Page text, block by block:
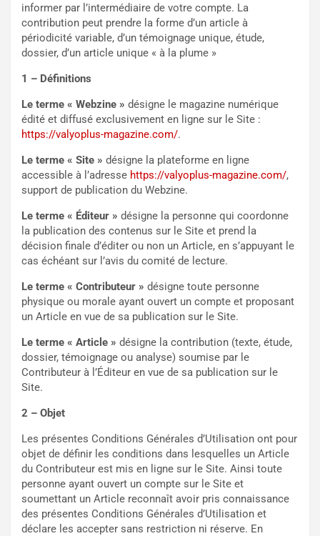
informer par l’intermédiaire de votre compte. La
contribution peut prendre la forme d’un article à
périodicité variable, d’un témoignage unique, étude,
dossier, d’un article unique « à la plume »
1 – Définitions
Le terme « Webzine » désigne le magazine numérique
édité et diffusé exclusivement en ligne sur le Site :
https://valyoplus-magazine.com/.
Le terme « Site » désigne la plateforme en ligne
accessible à l’adresse https://valyoplus-magazine.com/,
support de publication du Webzine.
Le terme « Éditeur » désigne la personne qui coordonne
la publication des contenus sur le Site et prend la
décision finale d’éditer ou non un Article, en s’appuyant le
cas échéant sur l’avis du comité de lecture.
Le terme « Contributeur » désigne toute personne
physique ou morale ayant ouvert un compte et proposant
un Article en vue de sa publication sur le Site.
Le terme « Article » désigne la contribution (texte, étude,
dossier, témoignage ou analyse) soumise par le
Contributeur à l’Éditeur en vue de sa publication sur le
Site.
2 – Objet
Les présentes Conditions Générales d’Utilisation ont pour
objet de définir les conditions dans lesquelles un Article
du Contributeur est mis en ligne sur le Site. Ainsi toute
personne ayant ouvert un compte sur le Site et
soumettant un Article reconnaît avoir pris connaissance
des présentes Conditions Générales d’Utilisation et
déclare les accepter sans restriction ni réserve. En